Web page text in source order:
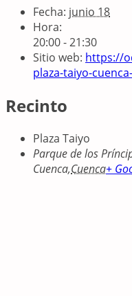
Fecha: junio 18
Hora:
20:00 - 21:30
Sitio web: https://
plaza-taiyo-
Recinto
Plaza Taiyo
Parque de los
Cuenca,Cuenca+